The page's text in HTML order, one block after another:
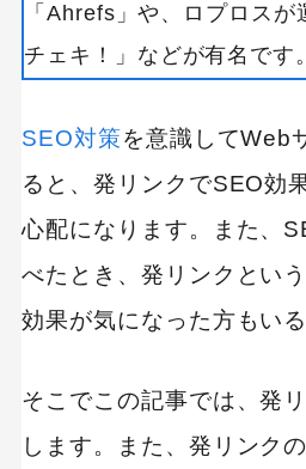
「Ahrefs」や、ロプロス
チェキ！」などが有名です。
SEO対策を意識してWeb
ると、発リンクでSEO効
心配になります。また、
べたとき、発リンクとい
効果が気になった方もい
そこでこの記事では、発
します。また、発リンク